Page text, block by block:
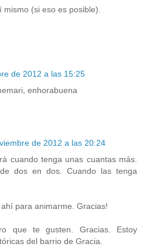
mismo (si eso es posible).
de 2012 a las 15:25
enhorabuena
de 2012 a las 20:24
cuando tenga unas cuantas más.
dos en dos. Cuando las tenga
para animarme. Gracias!
que te gusten. Gracias. Estoy
del barrio de Gracia.